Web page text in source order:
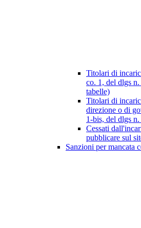
Titolari di
co. 1, del dlgs
tabelle)
Titolari di
direzione o di
1-bis, del dlgs
Cessati
pubblicare sul
Sanzioni per mancata